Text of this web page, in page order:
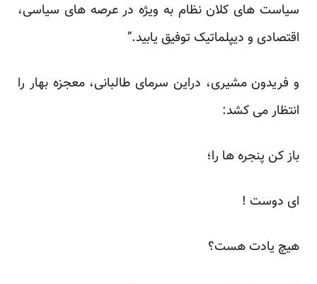
سیاست های کلان نظام به ویژه در عرصه های سیاسی،
اقتصادی و دیپلماتیک توفیق یابید.”
و فریدون مشیری، دراین سرمای طالبانی، معجزه بهار را
انتظار می کشد:
باز کن پنجره ها را؛
ای دوست !
هیچ یادت هست؟